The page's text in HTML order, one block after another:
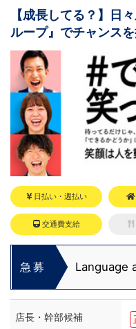
【成長してる？】日
ループ』でチャンス
と役職！
日払い・週払い
交通費支給
急募
Language
店長・幹部候補